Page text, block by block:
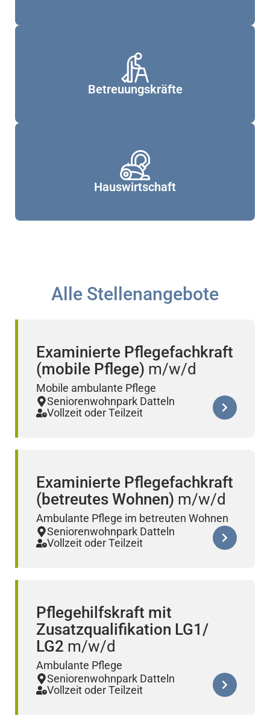
Betreuungskräfte
Hauswirtschaft
Alle Stellenangebote
Examinierte Pflegefachkraft
(mobile Pflege)
Mobile ambulante Pflege
Seniorenwohnpark Datteln
Vollzeit oder Teilzeit
Examinierte Pflegefachkraft
(betreutes Wohnen)
Ambulante Pflege im betreuten Wohnen
Seniorenwohnpark Datteln
Vollzeit oder Teilzeit
Pflegehilfskraft mit
Zusatzqualifikation LG1/
LG2
Ambulante Pflege
Seniorenwohnpark Datteln
Vollzeit oder Teilzeit